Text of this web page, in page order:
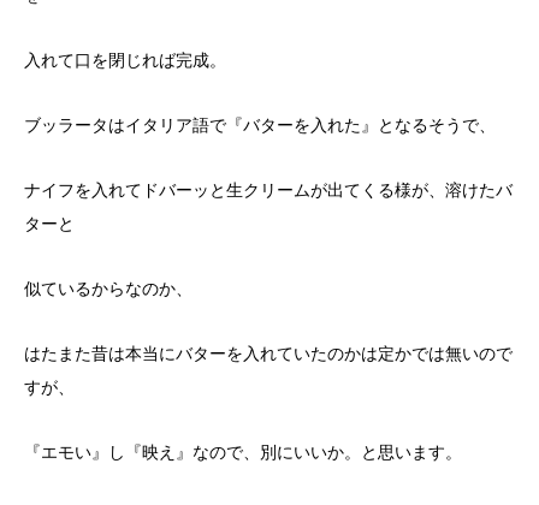
入れて口を閉じれば完成。
ブッラータはイタリア語で『バターを入れた』となるそうで、
ナイフを入れてドバーッと生クリームが出てくる様が、溶けたバ
ターと
似ているからなのか、
はたまた昔は本当にバターを入れていたのかは定かでは無いので
すが、
『エモい』し『映え』なので、別にいいか。と思います。